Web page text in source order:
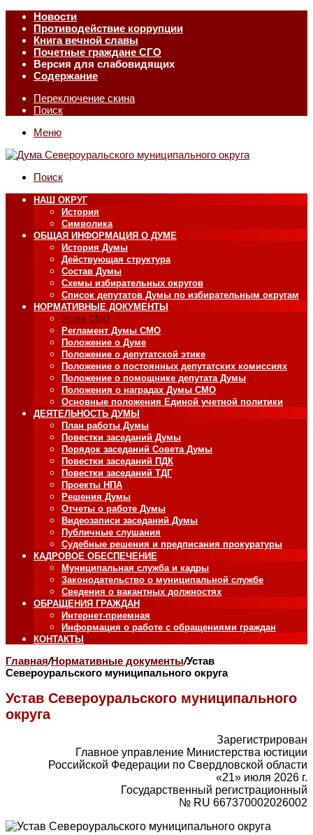
Новости
Противодействие коррупции
Книга вечной славы
Почетные граждане СГО
Версия для слабовидящих
Содержание
Переключение скина
Поиск
Меню
Поиск
НАШ ОКРУГ
История
Символика
ОБЩАЯ ИНФОРМАЦИЯ О ДУМЕ
История Думы
Действующая структура
Состав Думы
Схемы избирательных округов
Список депутатов Думы по избирательным округам
НОРМАТИВНЫЕ ДОКУМЕНТЫ
Устав СМО
Регламент Думы СМО
Положение о Думе
Положение о депутатской этике
Положение о постоянных депутатских комиссиях
Положение о помощнике депутата Думы
Положения о наградах Думы СМО
Основные положения Единой учетной политики
ДЕЯТЕЛЬНОСТЬ ДУМЫ
План работы Думы
Повестки заседаний Думы
Порядок заседаний Совета Думы
Повестки заседаний ПДК
Повестки заседаний ТДГ
Проекты НПА
Решения Думы
Отчеты о работе Думы
Видеозаписи заседаний Думы
Публичные слушания
Судебные решения и предписания прокуратуры
КАДРОВОЕ ОБЕСПЕЧЕНИЕ
Муниципальная служба и кадры
Законодательство о муниципальной службе
Сведения о вакантных должностях
ОБРАЩЕНИЯ ГРАЖДАН
Интернет-приемная
Информация о работе с обращениями граждан
КОНТАКТЫ
Главная/Нормативные документы/Устав
Североуральского муниципального округа
Устав Североуральского муниципального
округа
Зарегистрирован
Главное управление Министерства юстиции
Российской Федерации по Свердловской области
«21» июля 2026 г.
Государственный регистрационный
№ RU 667370002026002